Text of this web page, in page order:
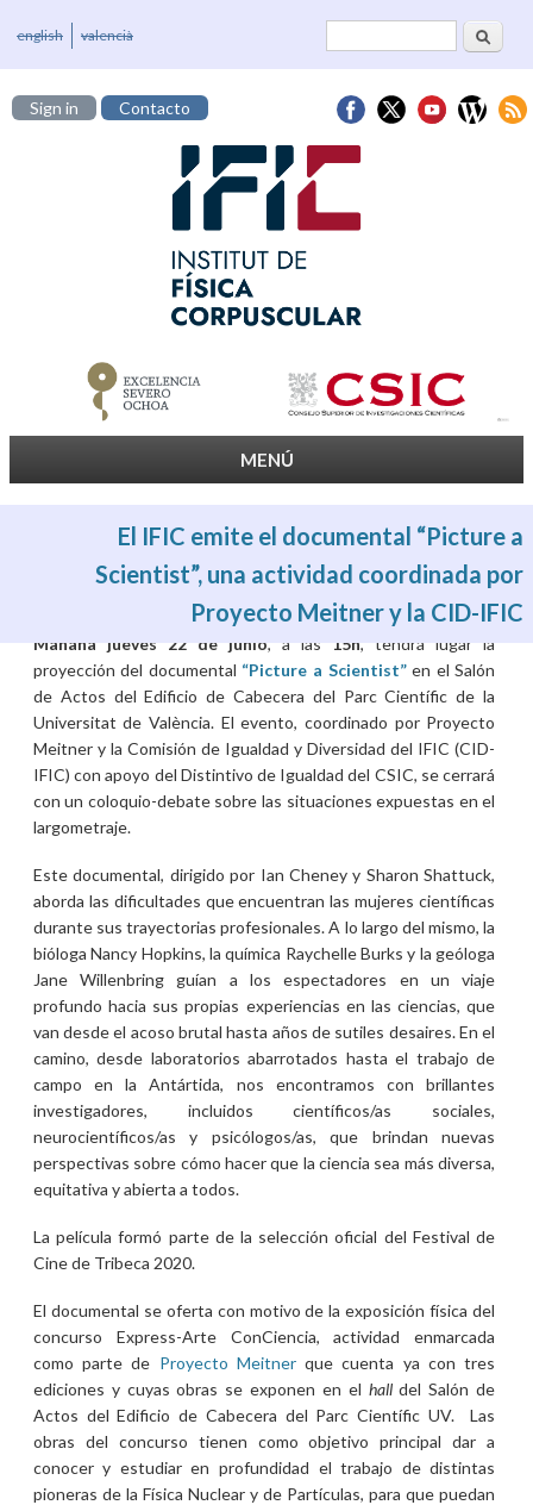
Formulario deBuscar
english valencià
Sign in Contacto
MENÚ
El IFIC emite el documental “Picture a
Scientist”, una actividad coordinada por
Proyecto Meitner y la CID-IFIC
Mañana jueves 22 de junio, a las15h, tendrá lugar la
proyección del documental “Picture a Scientist”en el Salón
de Actos del Edificio de Cabecera del Parc Científic de la
Universitat de València. El evento, coordinado por Proyecto
Meitner y la Comisión de Igualdad y Diversidad del IFIC (CID-
IFIC) con apoyo del Distintivo de Igualdad del CSIC, se cerrará
con un coloquio-debate sobre las situaciones expuestas en el
largometraje.
Este documental, dirigido por Ian Cheney y Sharon Shattuck,
aborda las dificultades que encuentran las mujeres científicas
durante sus trayectorias profesionales. A lo largo del mismo, la
bióloga Nancy Hopkins, la química Raychelle Burks y la geóloga
Jane Willenbring guían a los espectadores en un viaje
profundo hacia sus propias experiencias en las ciencias, que
van desde el acoso brutal hasta años de sutiles desaires. En el
camino, desde laboratorios abarrotados hasta el trabajo de
campo en la Antártida, nos encontramos con brillantes
investigadores, incluidos científicos/as sociales,
neurocientíficos/as y psicólogos/as, que brindan nuevas
perspectivas sobre cómo hacer que la ciencia sea más diversa,
equitativa y abierta a todos.
La película formó parte de la selección oficial del Festival de
Cine de Tribeca 2020.
El documental se oferta con motivo de la exposición física del
concurso Express-Arte ConCiencia, actividad enmarcada
como parte de Proyecto Meitnerque cuenta ya con tres
ediciones y cuyas obras se exponen en el halldel Salón de
Actos del Edificio de Cabecera del Parc Científic UV. Las
obras del concurso tienen como objetivo principal dar a
conocer y estudiar en profundidad el trabajo de distintas
pioneras de la Física Nuclear y de Partículas, para que puedan